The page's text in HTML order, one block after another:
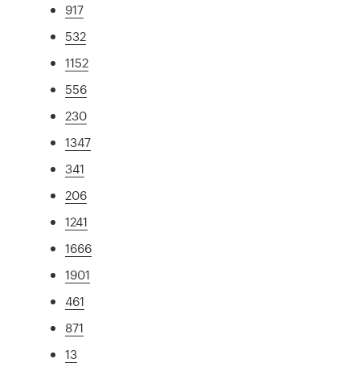
917
532
1152
556
230
1347
341
206
1241
1666
1901
461
871
13